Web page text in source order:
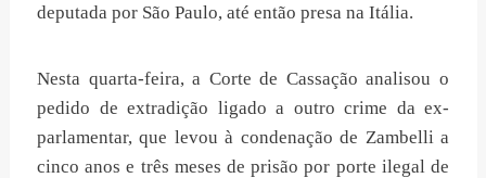
deputada por São Paulo, até então presa na Itália.
Nesta quarta-feira, a Corte de Cassação analisou o
pedido de extradição ligado a outro crime da ex-
parlamentar, que levou à condenação de Zambelli a
cinco anos e três meses de prisão por porte ilegal de